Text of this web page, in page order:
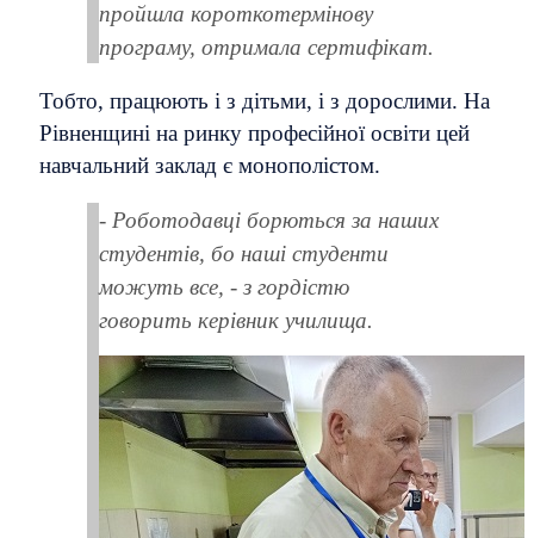
пройшла короткотермінову
програму, отримала сертифікат.
Тобто, працюють і з дітьми, і з дорослими. На
Рівненщині на ринку професійної освіти цей
навчальний заклад є монополістом.
- Роботодавці борються за наших
студентів, бо наші студенти
можуть все, - з гордістю
говорить керівник училища.